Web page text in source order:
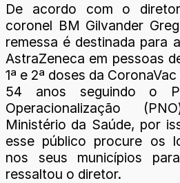
De acordo com o
coronel BM Gilvander
remessa é destinada para
AstraZeneca em pessoas
1ª e 2ª doses da
54 anos seguindo o
Operacionalização
Ministério da Saúde, por
esse público procure os
nos seus municípios
ressaltou o diretor.